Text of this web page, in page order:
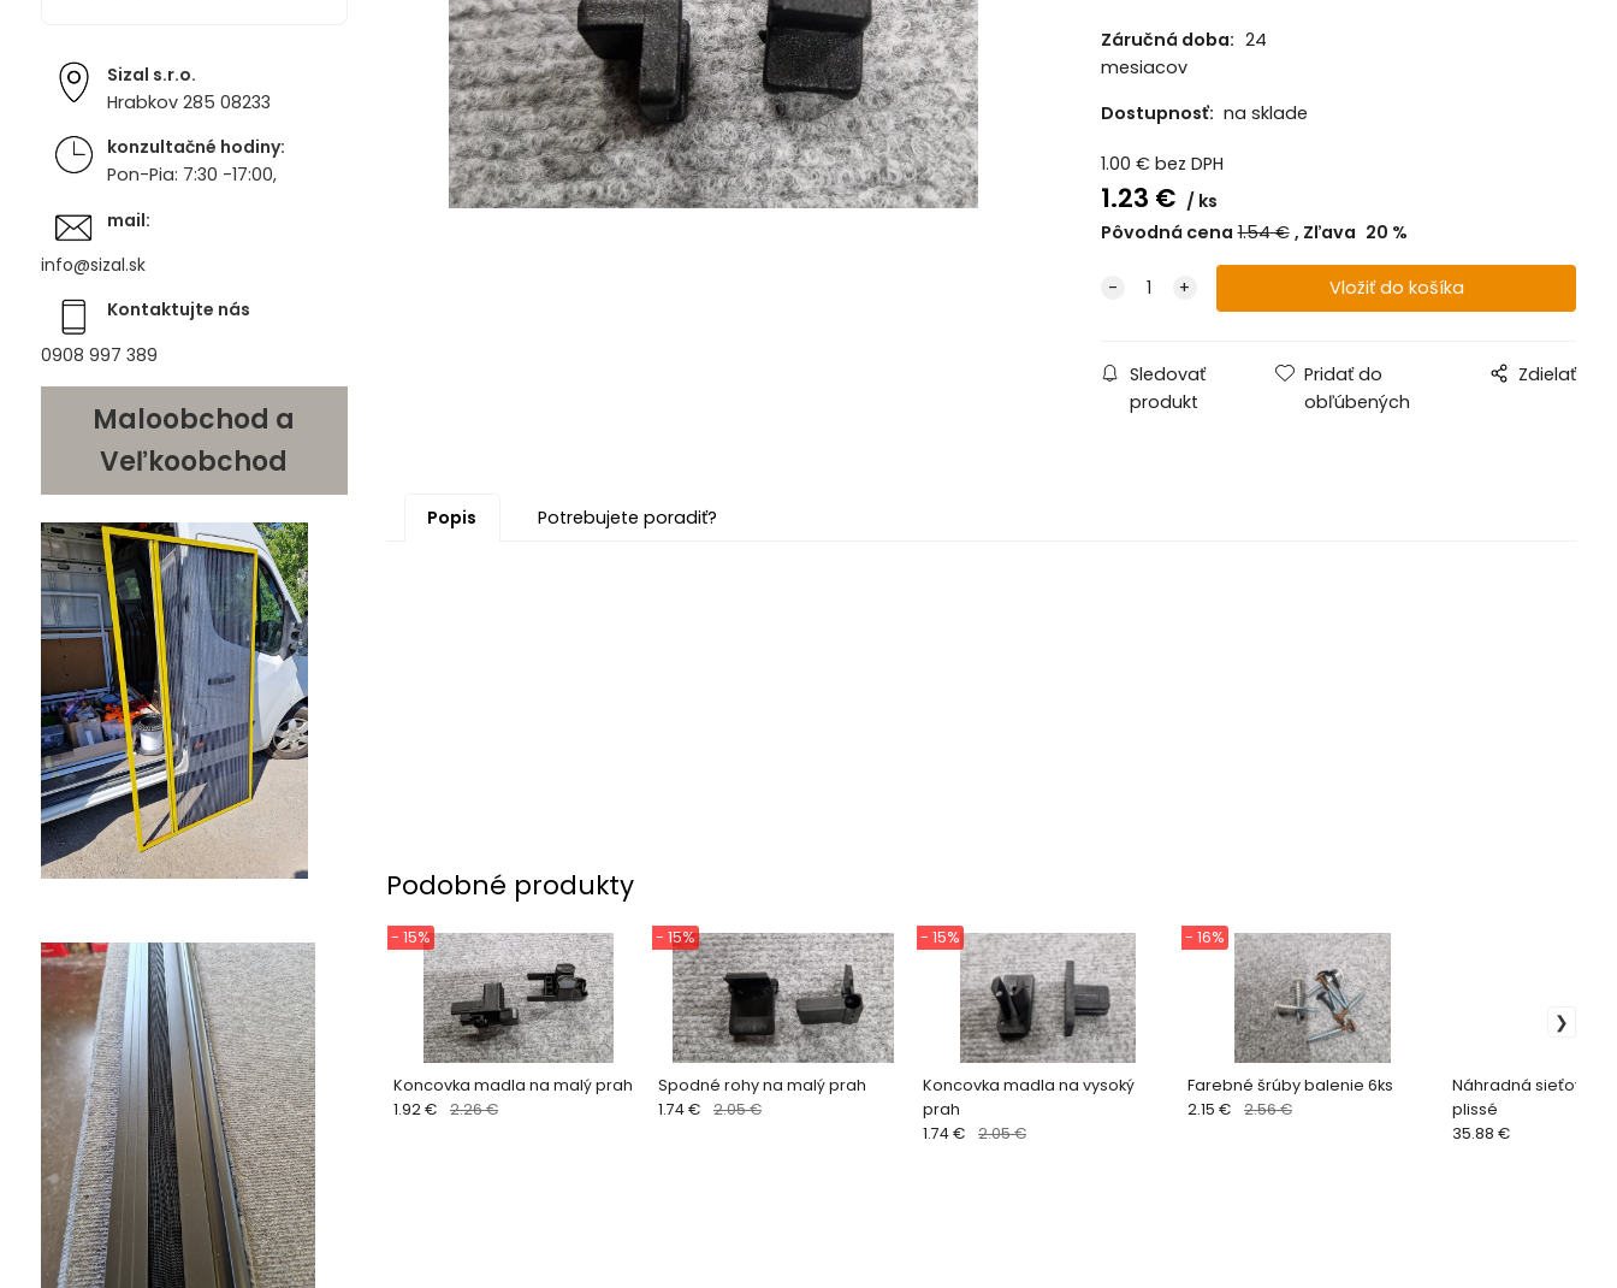
Sizal s.r.o.
Hrabkov 285 08233
konzultačné hodiny:
Pon-Pia: 7:30 -17:00,
mail:
info@sizal.sk
Kontaktujte nás
0908 997 389
Maloobchod a
Veľkoobchod
Záručná doba: 24
mesiacov
Dostupnosť: na sklade
1.00 € bez DPH
1.23 €
ks
Pôvodná cena 1.54€ Zľava 20 %
Sledovať
produkt
Pridať do
obľúbených
Zdielať
Popis Potrebujete poradiť?
Podobné produkty
Koncovka madla na malý prah
- 15%
1.92 € 2.26 €
Spodné rohy na malý prah
- 15%
1.74 € 2.05 €
Koncovka madla na vysoký
prah
- 15%
1.74 € 2.05 €
Farebné šrúby balenie 6ks
- 16%
2.15 € 2.56 €
Náhradná sieťovina
plissé
35.88 €